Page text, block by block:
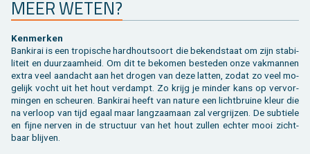
MEER WETEN?
Ken­mer­ken
Ban­ki­rai is een tro­pi­sche hard­hout­soort die be­kend­staat om zijn sta­bi­
li­teit en duur­zaam­heid. Om dit te be­ko­men be­ste­den onze vak­man­nen
extra veel aan­dacht aan het dro­gen van deze lat­ten, zodat zo veel mo­
ge­lijk vocht uit het hout ver­dampt. Zo krijg je min­der kans op ver­vor­
min­gen en scheu­ren. Ban­ki­rai heeft van na­tu­re een licht­brui­ne kleur die
na ver­loop van tijd egaal maar lang­zaam­aan zal ver­grij­zen. De sub­tie­le
en fijne ner­ven in de struc­tuur van het hout zul­len ech­ter mooi zicht­
baar blij­ven.